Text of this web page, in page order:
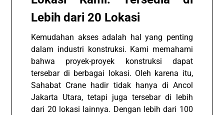
Lebih dari 20 Lokasi
Kemudahan akses adalah hal yang penting
dalam industri konstruksi. Kami memahami
bahwa proyek-proyek konstruksi dapat
tersebar di berbagai lokasi. Oleh karena itu,
Sahabat Crane hadir tidak hanya di Ancol
Jakarta Utara, tetapi juga tersebar di lebih
dari 20 lokasi lainnya. Dengan lebih dari 100